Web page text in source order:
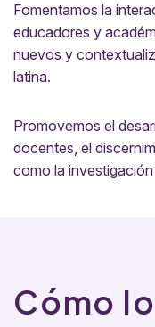
Fomentamos la
educadores y
nuevos y
latina.
Promovemos el
docentes, el
como la
Cómo